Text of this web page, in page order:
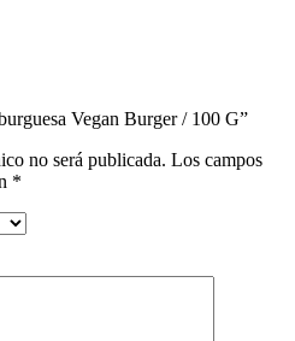
Vegan Burger / 100 G”
no será publicada. Los campos
*